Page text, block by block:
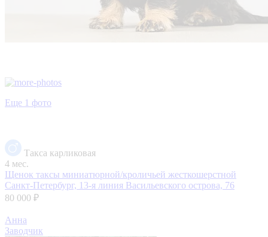
Еще 1 фото
Такса карликовая
4 мес.
Щенок таксы миниатюрной/кроличьей жесткошерстной
Санкт-Петербург, 13-я линия Васильевского острова, 76
80 000 ₽
Анна
Заводчик